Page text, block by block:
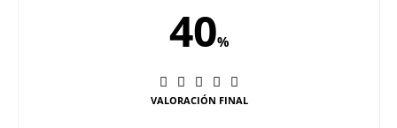
40%
VALORACIÓN FINAL